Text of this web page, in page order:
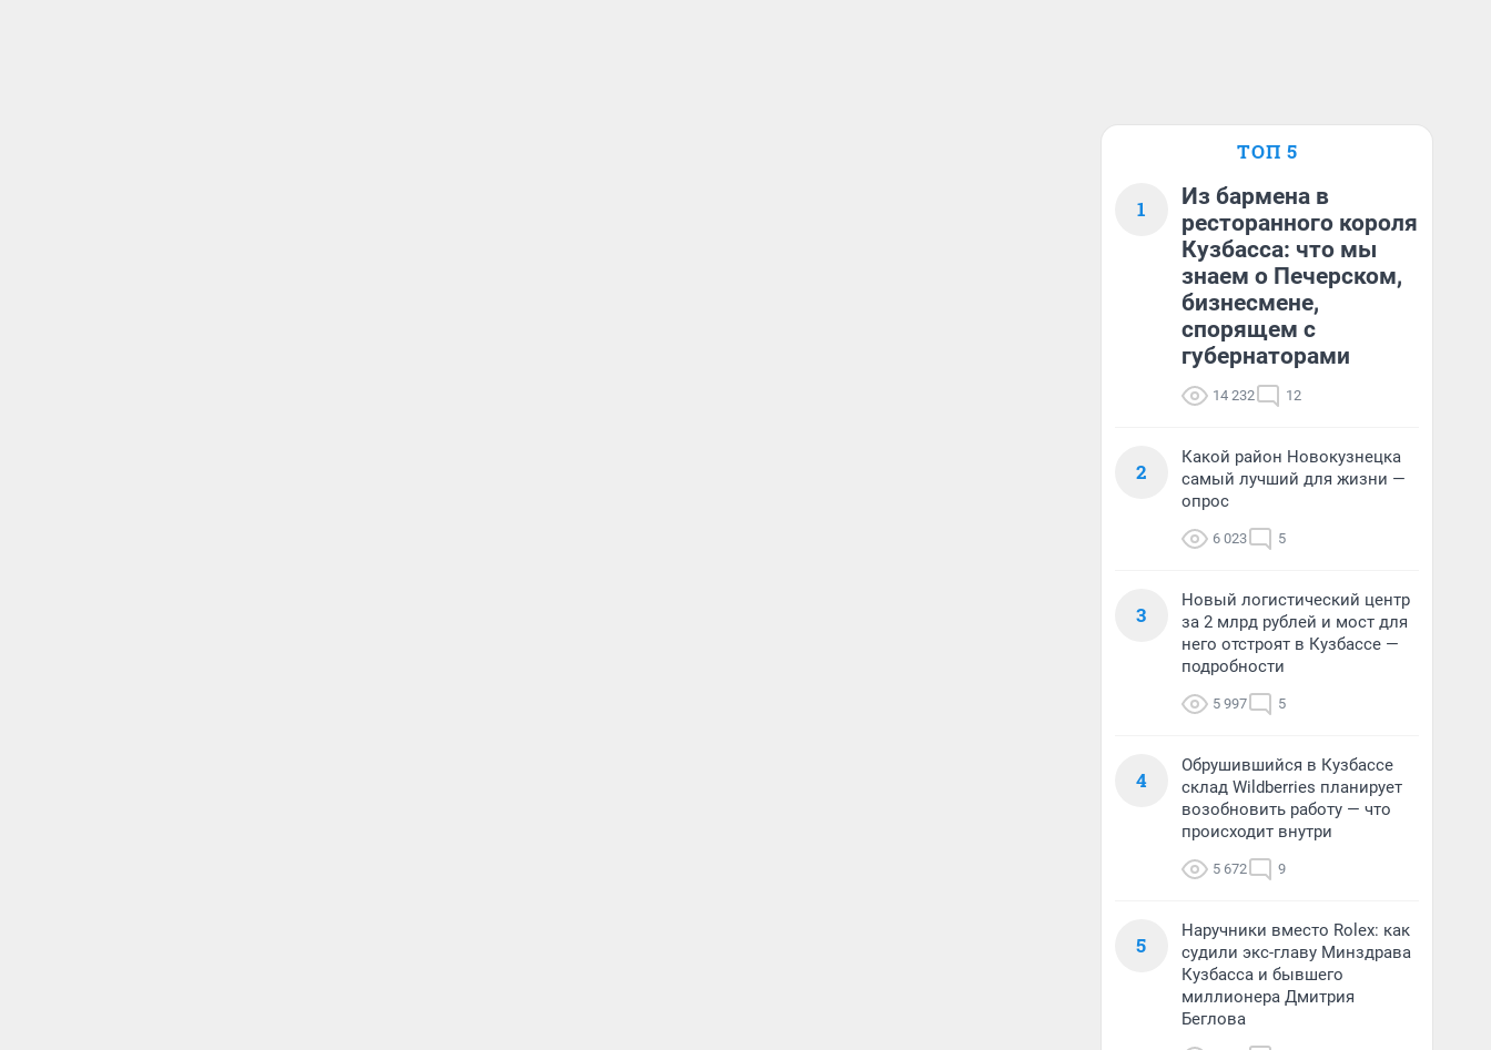
ТОП 5
1
Из бармена в
ресторанного короля
Кузбасса: что мы
знаем о Печерском,
бизнесмене,
спорящем с
губернаторами
14 232 12
2
Какой район Новокузнецка
самый лучший для жизни —
опрос
6 023 5
3
Новый логистический центр
за 2 млрд рублей и мост для
него отстроят в Кузбассе —
подробности
5 997 5
4
Обрушившийся в Кузбассе
склад Wildberries планирует
возобновить работу — что
происходит внутри
5 672 9
5
Наручники вместо Rolex: как
судили экс-главу Минздрава
Кузбасса и бывшего
миллионера Дмитрия
Беглова